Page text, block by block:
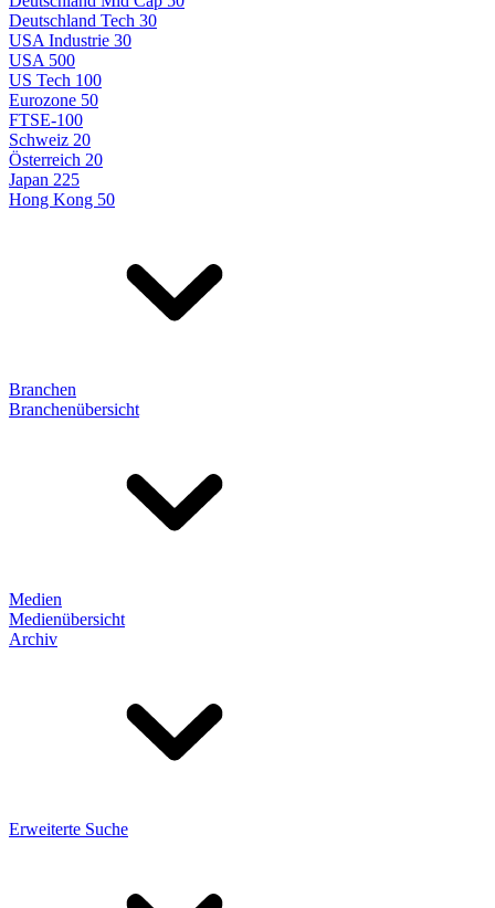
Deutschland Tech 30
USA Industrie 30
USA 500
US Tech 100
Eurozone 50
FTSE-100
Schweiz 20
Österreich 20
Japan 225
Hong Kong 50
Branchen
Branchenübersicht
Medien
Medienübersicht
Archiv
Erweiterte Suche